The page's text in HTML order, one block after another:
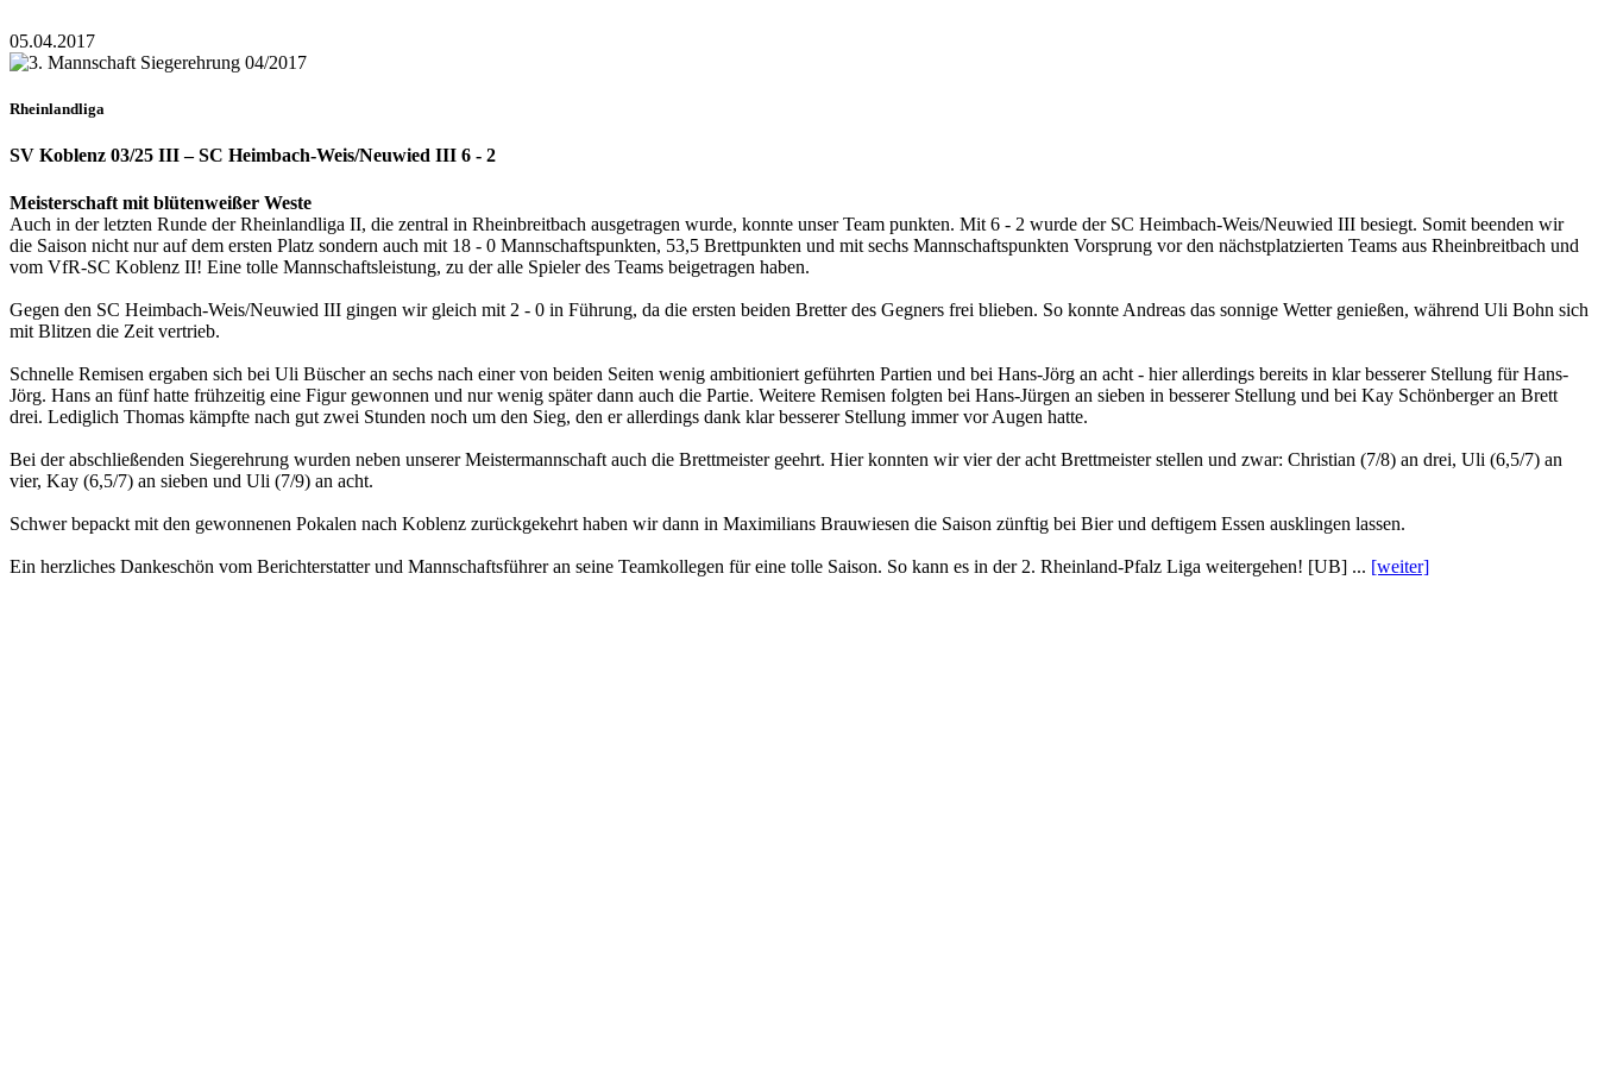
05.04.2017
Rheinlandliga
SV Koblenz 03/25 III – SC Heimbach-Weis/Neuwied III 6 - 2
Meisterschaft mit blütenweißer Weste
Auch in der letzten Runde der Rheinlandliga II, die zentral in Rheinbreitbach ausgetragen wurde, konnte unser Team punkten. Mit 6 - 2 wurde der SC Heimbach-Weis/Neuwied III besiegt. Somit beenden wir
die Saison nicht nur auf dem ersten Platz sondern auch mit 18 - 0 Mannschaftspunkten, 53,5 Brettpunkten und mit sechs Mannschaftspunkten Vorsprung vor den nächstplatzierten Teams aus Rheinbreitbach und
vom VfR-SC Koblenz II! Eine tolle Mannschaftsleistung, zu der alle Spieler des Teams beigetragen haben.
Gegen den SC Heimbach-Weis/Neuwied III gingen wir gleich mit 2 - 0 in Führung, da die ersten beiden Bretter des Gegners frei blieben. So konnte Andreas das sonnige Wetter genießen, während Uli Bohn sich
mit Blitzen die Zeit vertrieb.
Schnelle Remisen ergaben sich bei Uli Büscher an sechs nach einer von beiden Seiten wenig ambitioniert geführten Partien und bei Hans-Jörg an acht - hier allerdings bereits in klar besserer Stellung für Hans-
Jörg. Hans an fünf hatte frühzeitig eine Figur gewonnen und nur wenig später dann auch die Partie. Weitere Remisen folgten bei Hans-Jürgen an sieben in besserer Stellung und bei Kay Schönberger an Brett
drei. Lediglich Thomas kämpfte nach gut zwei Stunden noch um den Sieg, den er allerdings dank klar besserer Stellung immer vor Augen hatte.
Bei der abschließenden Siegerehrung wurden neben unserer Meistermannschaft auch die Brettmeister geehrt. Hier konnten wir vier der acht Brettmeister stellen und zwar: Christian (7/8) an drei, Uli (6,5/7) an
vier, Kay (6,5/7) an sieben und Uli (7/9) an acht.
Schwer bepackt mit den gewonnenen Pokalen nach Koblenz zurückgekehrt haben wir dann in Maximilians Brauwiesen die Saison zünftig bei Bier und deftigem Essen ausklingen lassen.
Ein herzliches Dankeschön vom Berichterstatter und Mannschaftsführer an seine Teamkollegen für eine tolle Saison. So kann es in der 2. Rheinland-Pfalz Liga weitergehen! [UB] ... [weiter]